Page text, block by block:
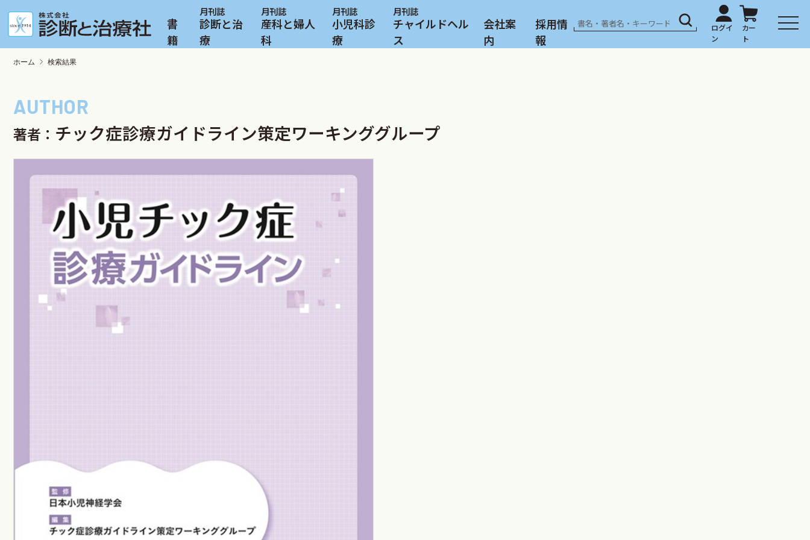
書
籍
診断と治
療
産科と婦人
科
小児科診
療
チャイルドヘル
ス
会社案
内
採用情
報
ホーム 検索結果
著者： チック症診療ガイドライン策定ワーキンググループ